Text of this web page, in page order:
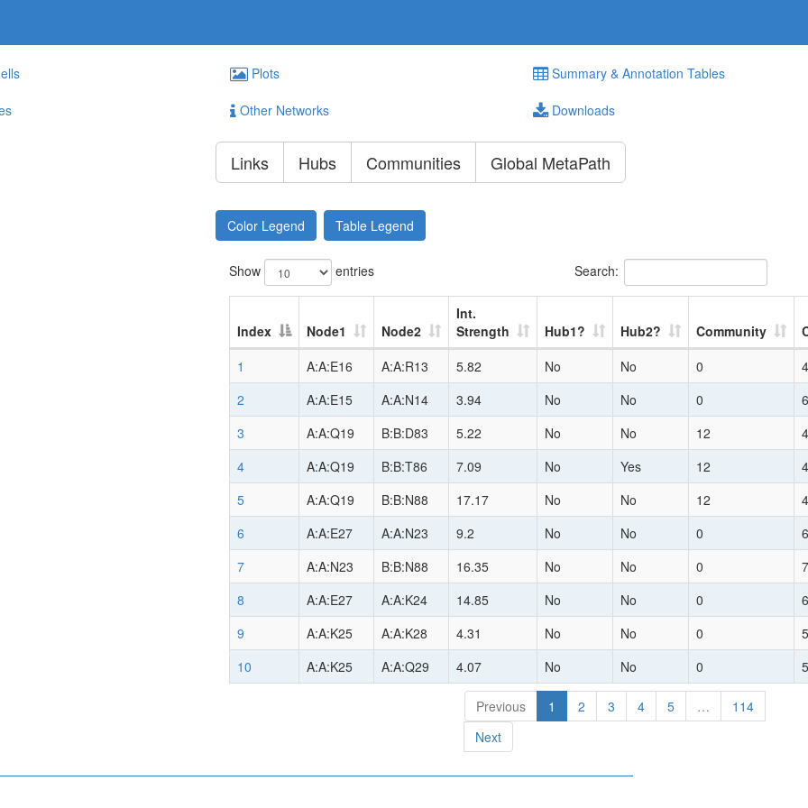
Plots Summary & Annotation Tables
Other Networks Downloads
Links Hubs Communities Global MetaPath
Color Legend Table Legend
Show entries Search:
Index Node1 Node2
Int.
Strength
Hub1? Hub2? Community
1
A:A:E16 A:A:R13 5.82 No No 0
4
2
A:A:E15 A:A:N14 3.94 No No 0
6
3
A:A:Q19 B:B:D83 5.22 No No 12
4
4
A:A:Q19 B:B:T86 7.09 No Yes 12
4
5
A:A:Q19 B:B:N88 17.17 No No 12
4
6
A:A:E27 A:A:N23 9.2 No No 0
6
7
A:A:N23 B:B:N88 16.35 No No 0
7
8
A:A:E27 A:A:K24 14.85 No No 0
6
9
A:A:K25 A:A:K28 4.31 No No 0
5
10
A:A:K25 A:A:Q29 4.07 No No 0 5
Previous 1 2 3 4 5 …
114
Next